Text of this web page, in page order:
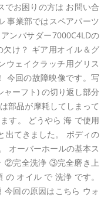
でお困りの方は お問い合
事業部ではスペアパーツ
ンバサダー7000C4LDの
欠け？ ギア用オイル＆グ
ウェイクラッチ用グリス
今回の故障映像です。写
ーフト) の切り返し部分
部品が摩耗してしまって
す。 どうやら 海 で使用
出てきました。 ボディの
オーバーホールの基本ス
②完全洗浄 ③完全磨き上
オイル で 洗浄 です。
今回の原因はこちら ウォ